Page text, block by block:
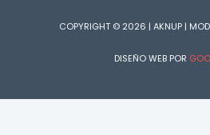
COPYRIGHT © 2026 | AKNUP |
DISEÑO WEB POR